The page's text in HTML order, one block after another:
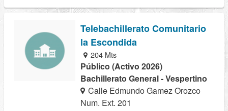
Telebachillerato Comunitario
la Escondida
204 Mts
Público (Activo 2026)
Bachillerato General - Vespertino
Calle Edmundo Gamez Orozco
Num. Ext. 201